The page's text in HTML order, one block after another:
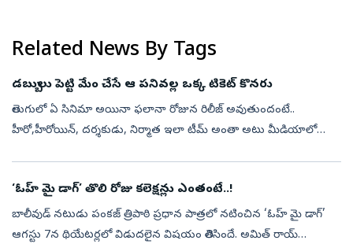
Related News By Tags
డబ్బులు పెట్టి మేం చేసే ఆ పనివల్ల ఒక్క టికెట్ కొనరు
తెలుగులో ఏ సినిమా అయినా ఫలానా రోజున రిలీజ్ అవుతుందంటే..
హీరో,హీరోయిన్, దర్శకుడు, నిర్మాత ఇలా టీమ్ అంతా అటు మీడియాలో
‘ఓహ్‌ మై డాగ్‌’ తొలి రోజు కలెక్షన్లు ఎంతంటే..!
బాలీవుడ్‌ నటుడు పంకజ్‌ త్రిపాఠి ప్రధాన పాత్రలో నటించిన ‘ఓహ్‌ మై డాగ్‌’
ఆగస్టు 7న థియేటర్లలో విడుదలైన విషయం తెలిసిందే. అమిత్‌ రాయ్‌